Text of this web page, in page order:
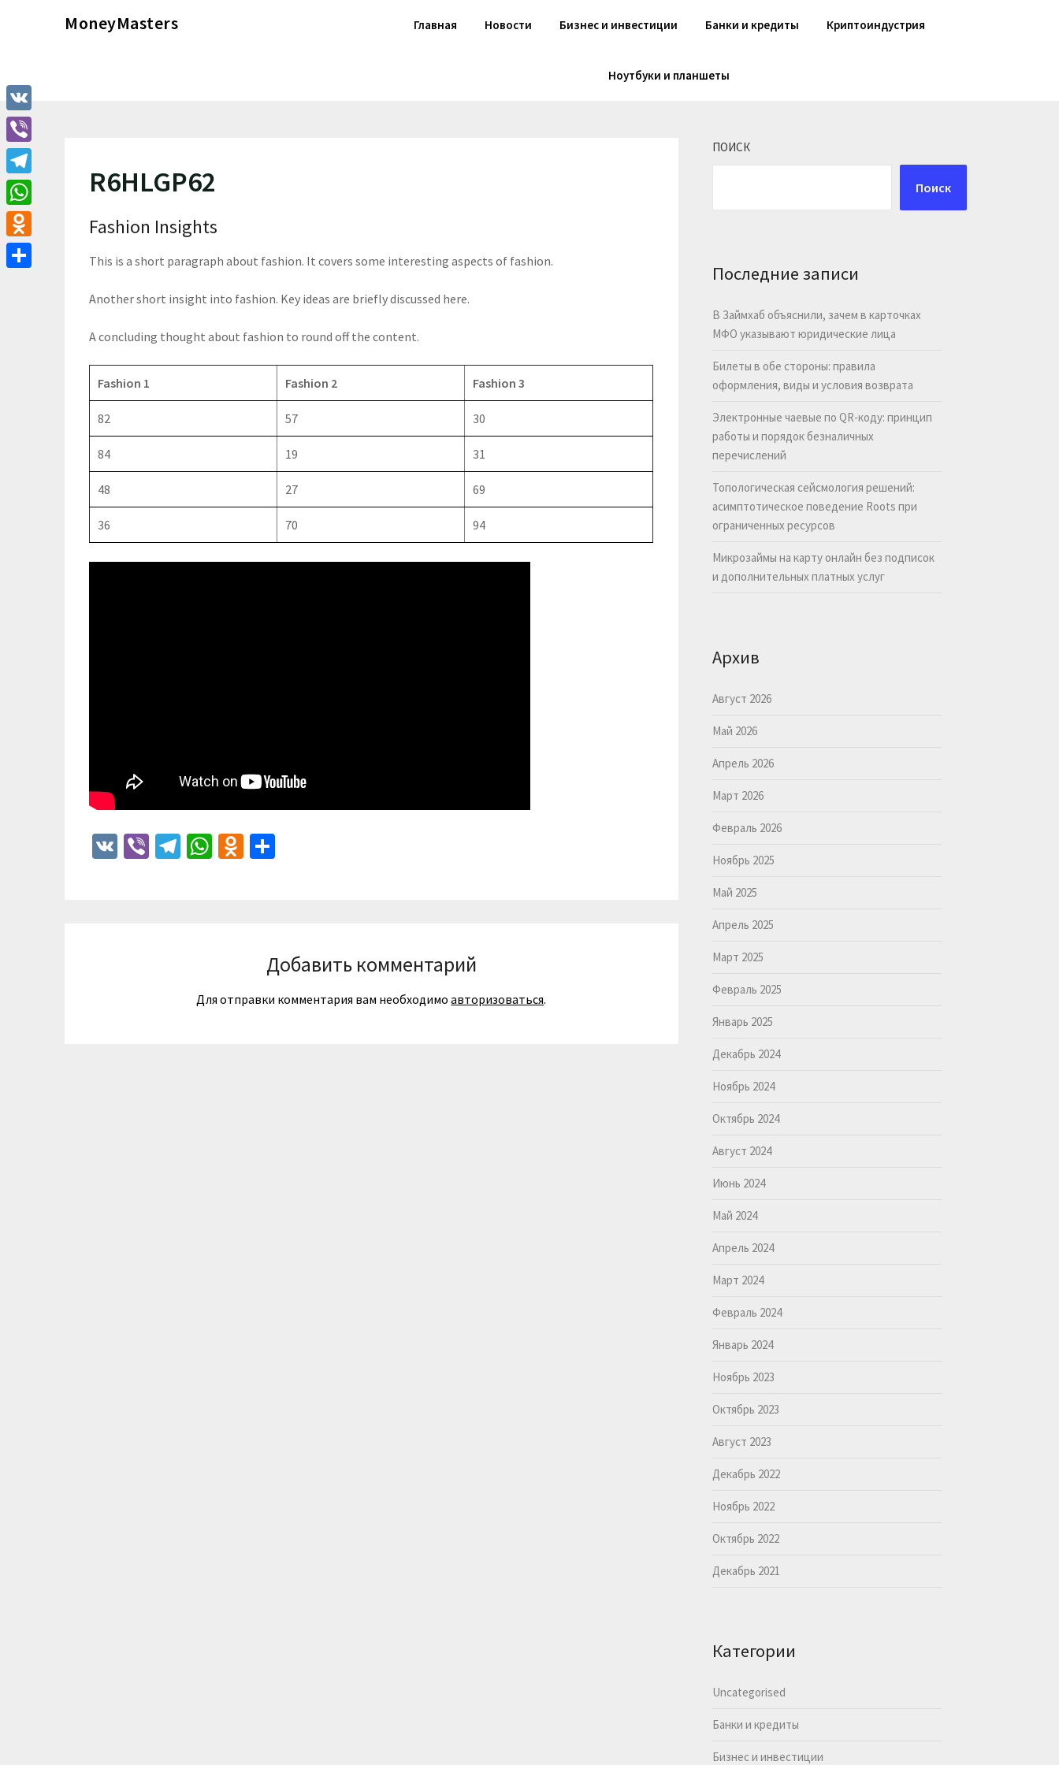
MoneyMasters Главная Новости Бизнес и инвестиции Банки и кредиты Криптоиндустрия
Ноутбуки и планшеты
R6HLGP62
Fashion Insights
This is a short paragraph about fashion. It covers some interesting aspects of fashion.
Another short insight into fashion. Key ideas are briefly discussed here.
A concluding thought about fashion to round off the content.
Fashion 1 Fashion 2 Fashion 3
82 57 30
84 19 31
48 27 69
36 70 94
VK ViberTelegram
WhatsApp
Odnoklassniki
Добавить комментарий
Для отправки комментария вам необходимоавторизоваться.
ПОИСК
Поиск
Последние записи
В Займхаб объяснили, зачем в карточках
МФО указывают юридические лица
Билеты в обе стороны: правила
оформления, виды и условия возврата
Электронные чаевые по QR-коду: принцип
работы и порядок безналичных
перечислений
Топологическая сейсмология решений:
асимптотическое поведение Roots при
ограниченных ресурсов
Микрозаймы на карту онлайн без подписок
и дополнительных платных услуг
Архив
Август 2026
Май 2026
Апрель 2026
Март 2026
Февраль 2026
Ноябрь 2025
Май 2025
Апрель 2025
Март 2025
Февраль 2025
Январь 2025
Декабрь 2024
Ноябрь 2024
Октябрь 2024
Август 2024
Июнь 2024
Май 2024
Апрель 2024
Март 2024
Февраль 2024
Январь 2024
Ноябрь 2023
Октябрь 2023
Август 2023
Декабрь 2022
Ноябрь 2022
Октябрь 2022
Декабрь 2021
Категории
Uncategorised
Банки и кредиты
Бизнес и инвестиции
VK
Viber
Telegram
WhatsApp
Odnoklassniki